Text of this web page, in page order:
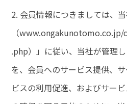
2. 会員情報につきましては、
（
.php）」に従い、当社が管理
を、会員へのサービス提供、
ビスの利用促進、およびサー